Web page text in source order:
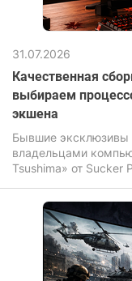
31.07.2026
Качественная
выбираем
экшена
Бывшие эксклюзивы
владельцами
Tsushima» от Sucker
полями, летящими
неимоверной
поединков на